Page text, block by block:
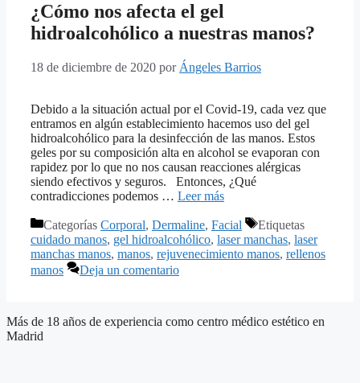
¿Cómo nos afecta el gel
hidroalcohólico a nuestras manos?
18 de diciembre de 2020 por Ángeles Barrios
Debido a la situación actual por el Covid-19, cada vez que
entramos en algún establecimiento hacemos uso del gel
hidroalcohólico para la desinfección de las manos. Estos
geles por su composición alta en alcohol se evaporan con
rapidez por lo que no nos causan reacciones alérgicas
siendo efectivos y seguros. Entonces, ¿Qué
contradicciones podemos … Leer más
Categorías Corporal, Dermaline, Facial
Etiquetas
cuidado manos, gel hidroalcohólico, laser manchas, laser
manchas manos, manos, rejuvenecimiento manos, rellenos
manos
Deja un comentario
Más de 18 años de experiencia como centro médico estético en
Madrid